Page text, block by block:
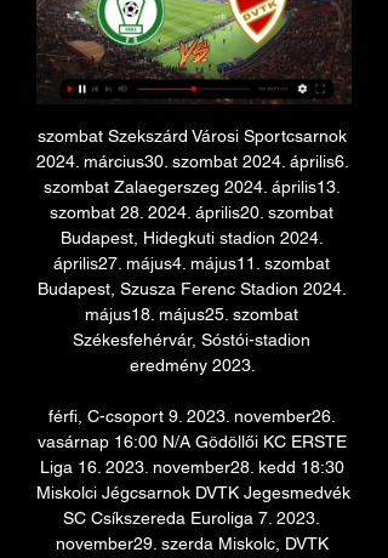
szombat Szekszárd Városi Sportcsarnok
2024. március30. szombat 2024. április6.
szombat Zalaegerszeg 2024. április13.
szombat 28. 2024. április20. szombat
Budapest, Hidegkuti stadion 2024.
április27. május4. május11. szombat
Budapest, Szusza Ferenc Stadion 2024.
május18. május25. szombat
Székesfehérvár, Sóstói-stadion
eredmény 2023.
férfi, C-csoport 9. 2023. november26.
vasárnap 16:00 N/A Gödöllői KC ERSTE
Liga 16. 2023. november28. kedd 18:30
Miskolci Jégcsarnok DVTK Jegesmedvék
SC Csíkszereda Euroliga 7. 2023.
november29. szerda Miskolc, DVTK